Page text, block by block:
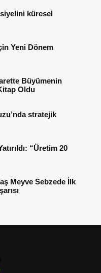
küresel
Yeni Dönem
Büyümenin
Oldu
stratejik
“Üretim 20
Meyve Sebzede İlk